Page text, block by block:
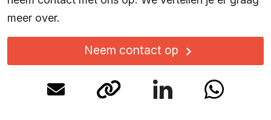
meer over.
Neem contact op